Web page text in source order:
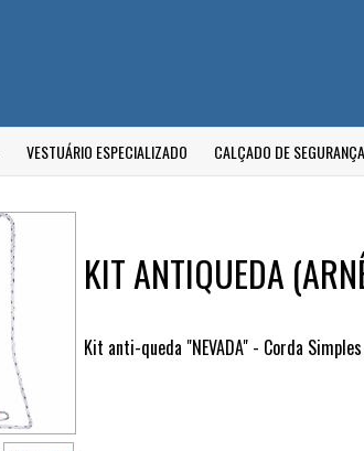
VESTUÁRIO ESPECIALIZADO CALÇADO DE SEGURANÇA
KIT ANTIQUEDA
Kit anti-queda "NEVADA" - Corda Simples